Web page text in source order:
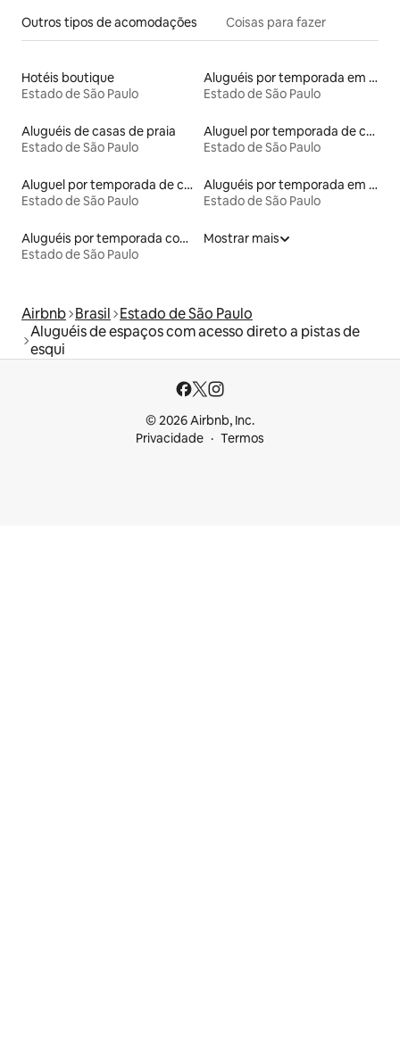
Outros tipos de acomodações Coisas para fazer
Hotéis boutique
Estado de São Paulo
Aluguéis por temporada em hotéis-fazenda
Estado de São Paulo
Aluguéis de casas de praia
Estado de São Paulo
Aluguel por temporada de contêineres
Estado de São Paulo
Aluguel por temporada de casas de hóspedes
Estado de São Paulo
Aluguéis por temporada em resorts
Estado de São Paulo
Aluguéis por temporada com café da manhã
Estado de São Paulo
Mostrar mais
Airbnb Brasil Estado de São Paulo
Aluguéis de espaços com acesso direto a pistas de
esqui
© 2026 Airbnb, Inc.
Privacidade
Termos